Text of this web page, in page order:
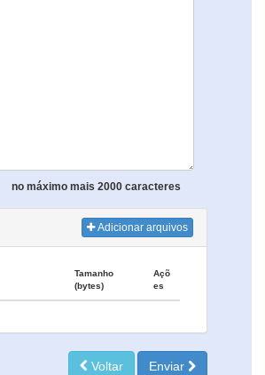
no máximo mais 2000 caracteres
Adicionar arquivos
Tamanho
(bytes)
Açõ
es
Voltar Enviar